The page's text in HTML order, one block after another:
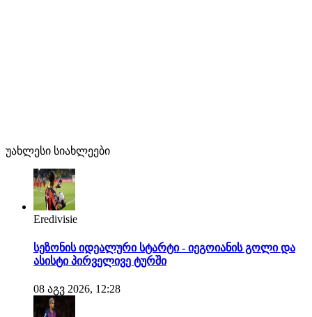
უახლესი სიახლეები
Eredivisie
სეზონის იდეალური სტარტი - იეგოიანის გოლი და
ასისტი პირველივე ტურში
08 აგვ 2026, 12:28